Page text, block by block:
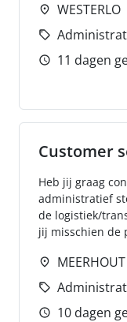
WESTERLO
11 dagen
Customer
Heb jij graag
administratief
de logistiek/
jij misschien de
MEERHOUT
10 dagen